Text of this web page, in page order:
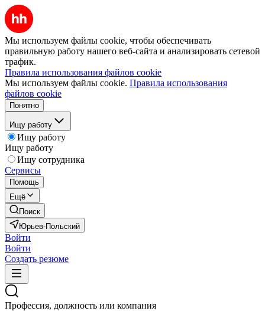
Мы используем файлы cookie, чтобы обеспечивать
правильную работу нашего веб-сайта и анализировать сетевой
трафик.
Правила использования файлов cookie
Мы используем файлы cookie. Правила использования
файлов cookie
Понятно
Ищу работу
Ищу работу
Ищу работу
Ищу сотрудника
Сервисы
Помощь
Ещё
Поиск
Юрьев-Польский
Войти
Войти
Создать резюме
Профессия, должность или компания